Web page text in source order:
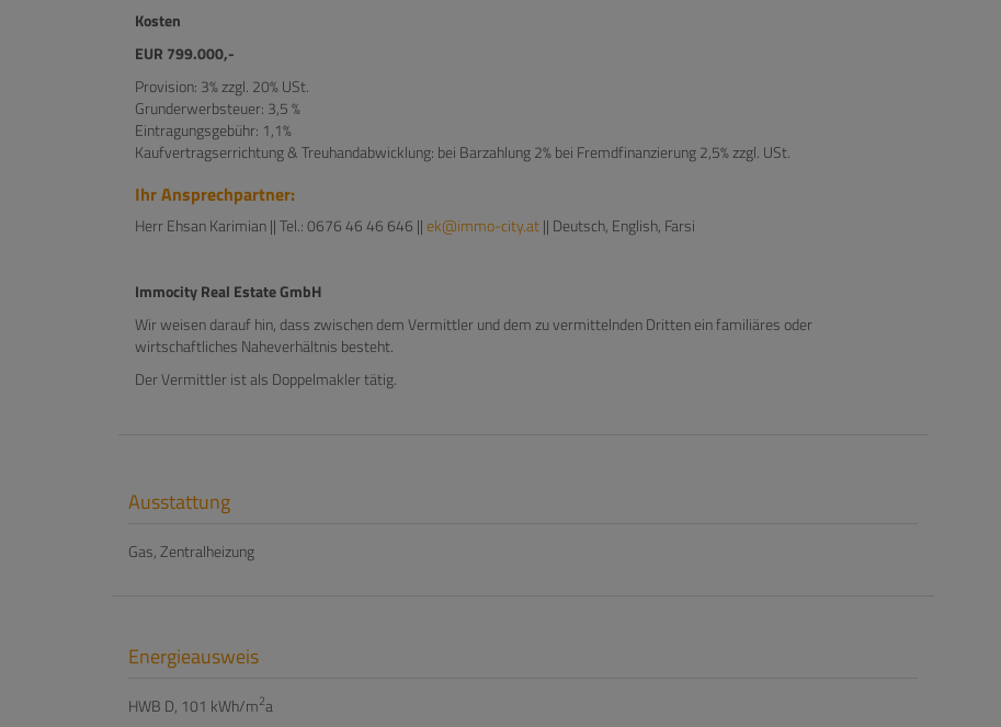
Kosten
EUR 799.000,-
Provision: 3% zzgl. 20% USt.
Grunderwerbsteuer: 3,5 %
Eintragungsgebühr: 1,1%
Kaufvertragserrichtung & Treuhandabwicklung: bei Barzahlung 2% bei Fremdfinanzierung 2,5% zzgl. USt.
Ihr Ansprechpartner:
Herr Ehsan Karimian || Tel.: 0676 46 46 646 ||ek@immo-city.at|| Deutsch, English, Farsi
Immocity Real Estate GmbH
Wir weisen darauf hin, dass zwischen dem Vermittler und dem zu vermittelnden Dritten ein familiäres oder
wirtschaftliches Naheverhältnis besteht.
Der Vermittler ist als Doppelmakler tätig.
Ausstattung
Gas Zentralheizung
Energieausweis
HWB D, 101 kWh/m2a